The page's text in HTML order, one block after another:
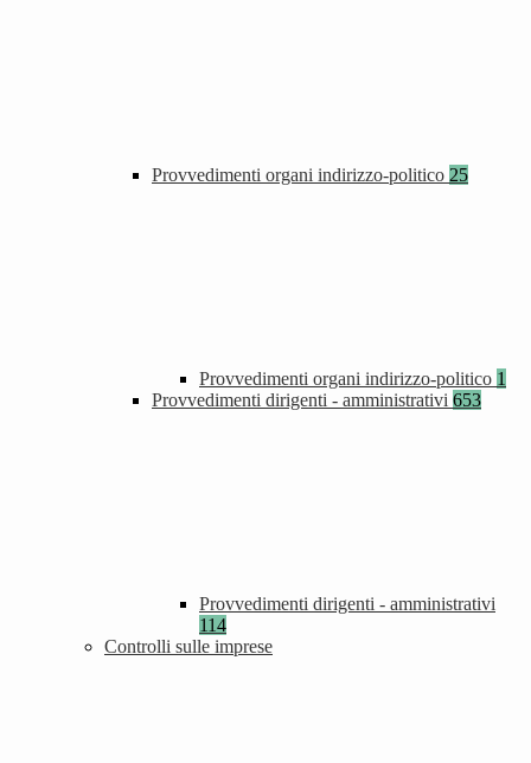
Provvedimenti organi indirizzo-politico 25
Provvedimenti organi indirizzo-politico 1
Provvedimenti dirigenti - amministrativi 653
Provvedimenti dirigenti - amministrativi
114
Controlli sulle imprese